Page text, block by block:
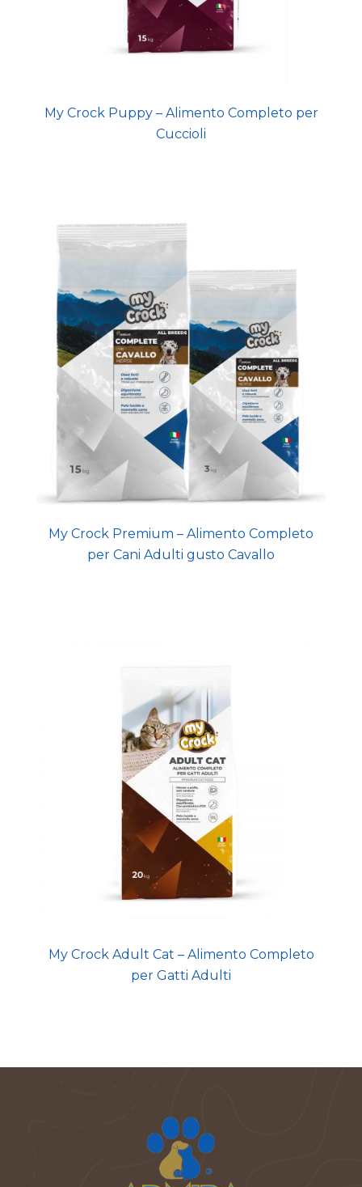
My Crock Puppy – Alimento Completo per
Cuccioli
My Crock Premium – Alimento Completo
per Cani Adulti gusto Cavallo
My Crock Adult Cat – Alimento Completo
per Gatti Adulti